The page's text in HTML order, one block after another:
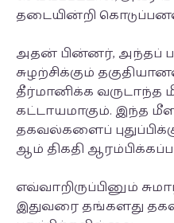
தடையின்றி
அதன் பின்னர், அந்தப்
சுழற்சிக்கும்
தீர்மானிக்க வருடாந்த
கட்டாயமாகும். இந்த
தகவல்களைப்
ஆம் திகதி
எவ்வாறிருப்பினும்
இதுவரை தங்களது